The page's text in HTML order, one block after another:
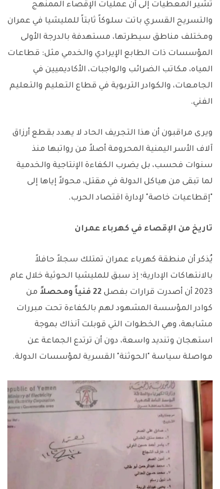
تشير المعطيات إلى أن عمليات الإقصاء الممنهج
والتسريح القسري باتت سلوكاً ثابتاً للمليشيا في عمران
ومختلف مناطق سيطرتها، مستهدفة بالدرجة الأولى
المؤسسات ذات الطابع الإيرادي والخدمي مثل: قطاعات
المياه، مكاتب الضرائب والواجبات، الأكاديميين في
الجامعات، والكوادر التربوية في قطاع التعليم والتعليم
الفني.
ويرى مراقبون أن هذا التجريف الحاد لا يهدد بقطع أرزاق
آلاف الأسر اليمنية المحرومة أصلاً من رواتبها منذ
سنوات فحسب، بل يضرب الكفاءة الإنتاجية والخدمية
لما تبقى من هياكل الدولة في مقتل، محولاً إياها إلى
"إقطاعيات خاصة" لإدارة اقتصاد الحرب.
تاريخ من الإقصاء في كهرباء عمران
يُذكر أن منطقة كهرباء عمران تمتلك سجلاً حافلاً
بالانتهاكات الإدارية؛ إذ سبق للمليشيا الحوثية خلال عام
2023 أن أصدرت قرارات بفصل
22 فنياً ومحصلاً
من
كوادر المؤسسة المشهود لهم بالكفاءة تحت مبررات
مشابهة، وهي الخطوات التي قوبلت آنذاك بموجة
استهجان وتنديد واسعة، دون أن ترتدع الجماعة عن
مواصلة سياسة "الحوثنة" القسرية لمؤسسات الدولة.